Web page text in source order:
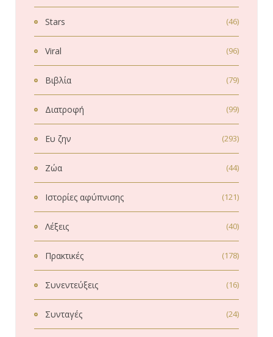
Stars (46)
Viral (96)
Βιβλία (79)
Διατροφή (99)
Ευ ζην (293)
Ζώα (44)
Ιστορίες αφύπνισης (121)
Λέξεις (40)
Πρακτικές (178)
Συνεντεύξεις (16)
Συνταγές (24)